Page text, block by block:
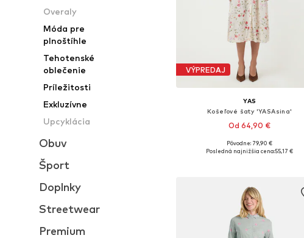
Overaly
Móda pre
plnoštíhle
Tehotenské
oblečenie
Príležitosti
Exkluzívne
Upcyklácia
Obuv
Šport
Doplnky
Streetwear
Premium
VÝPREDAJ
YAS
Košeľové šaty 'YASAsina'
Od 64,90 €
Dostupné v mnohých veľkostiach
Pôvodne: 79,90 €
Posledná najnižšia cena:55,17 €